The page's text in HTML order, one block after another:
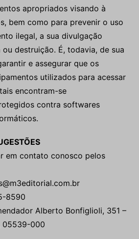
apropriados visando à
bem como para prevenir o uso
ilegal, a sua divulgação
ou destruição. É, todavia, de sua
e assegurar que os
utilizados para acessar
encontram-se
contra softwares
em contato conosco pelos
8590
Alberto Bonfiglioli, 351 –
05539-000